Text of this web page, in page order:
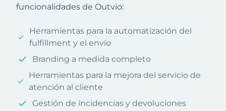
funcionalidades de Outvio:
Herramientas para la automatización del
fulfillment y el envío
Branding a medida completo
Herramientas para la mejora del servicio de
atención al cliente
Gestión de incidencias y devoluciones